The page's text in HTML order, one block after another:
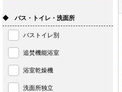
◆ バス・トイレ・洗面所
バストイレ別
追焚機能浴室
浴室乾燥機
洗面所独立